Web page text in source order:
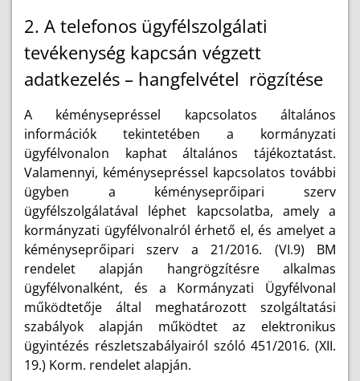
2. A telefonos ügyfélszolgálati
tevékenység kapcsán végzett
adatkezelés – hangfelvétel rögzítése
A kéménysepréssel kapcsolatos általános
információk tekintetében a kormányzati
ügyfélvonalon kaphat általános tájékoztatást.
Valamennyi, kéménysepréssel kapcsolatos további
ügyben a kéményseprőipari szerv
ügyfélszolgálatával léphet kapcsolatba, amely a
kormányzati ügyfélvonalról érhető el, és amelyet a
kéményseprőipari szerv a 21/2016. (VI.9) BM
rendelet alapján hangrögzítésre alkalmas
ügyfélvonalként, és a Kormányzati Ügyfélvonal
működtetője által meghatározott szolgáltatási
szabályok alapján működtet az elektronikus
ügyintézés részletszabályairól szóló 451/2016. (XII.
19.) Korm. rendelet alapján.